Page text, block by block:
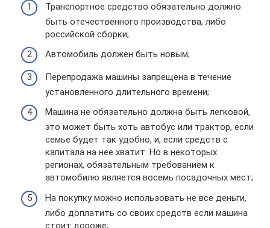
Транспортное средство обязательно должно
быть отечественного производства, либо
российской сборки;
Автомобиль должен быть новым;
Перепродажа машины запрещена в течение
установленного длительного времени;
Машина не обязательно должна быть легковой,
это может быть хоть автобус или трактор, если
семье будет так удобно, и, если средств с
капитала на нее хватит. Но в некоторых
регионах, обязательным требованием к
автомобилю является восемь посадочных мест;
На покупку можно использовать не все деньги,
либо доплатить со своих средств если машина
стоит дороже;